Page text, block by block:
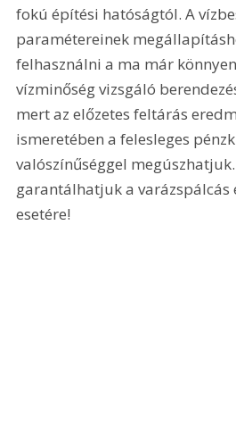
fokú építési hatóságtól. A
paramétereinek
felhasználni a ma már
vízminőség vizsgáló
mert az előzetes feltárás
ismeretében a felesleges
valószínűséggel
garantálhatjuk a varázspálcás
esetére!